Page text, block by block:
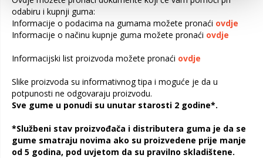
odabiru i kupnji guma:
Informacije o podacima na gumama možete pronaći ovdje
Informacije o načinu kupnje guma možete pronaći ovdje
Informacijski list proizvoda možete pronaći ovdje
Slike proizvoda su informativnog tipa i moguće je da u
potpunosti ne odgovaraju proizvodu.
Sve gume u ponudi su unutar starosti 2 godine*.
*Službeni stav proizvođača i distributera guma je da se
gume smatraju novima ako su proizvedene prije manje
od 5 godina, pod uvjetom da su pravilno skladištene.